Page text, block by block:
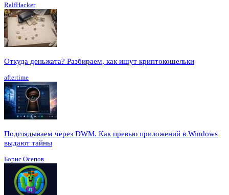
RalfHacker
Откуда деньжата? Разбираем, как ищут криптокошельки
aftertime
Подглядываем через DWM. Как превью приложений в Windows
выдают тайны
Борис Осепов